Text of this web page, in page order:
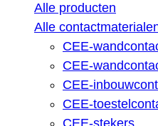
Alle producten
Alle
CEE-
CEE-
CEE-
CEE-